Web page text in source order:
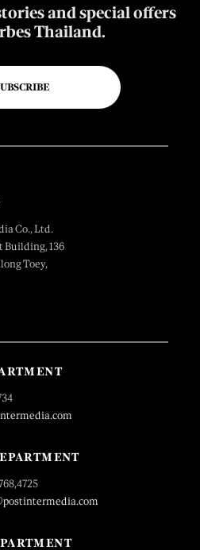
and special offers
Thailand.
Co., Ltd.
Building, 136
Toey,